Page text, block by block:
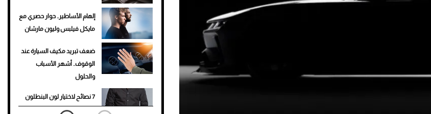
إلهام الأساطير.. حوار حصري مع
مايكل فيلبس وليون مارشان
ضعف تبريد مكيف السيارة عند
الوقوف.. أشهر الأسباب
والحلول
7 نصائح لاختيار لون البنطلون
المناسب للقميص الأسود